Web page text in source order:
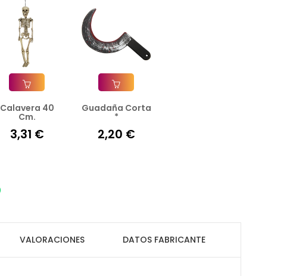
Añadir A La Cesta
Calavera 40
Cm.
3,31 €
Añadir A La Cesta
Guadaña Corta
*
2,20 €
VALORACIONES DATOS FABRICANTE